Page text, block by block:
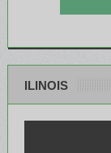
ILINOIS